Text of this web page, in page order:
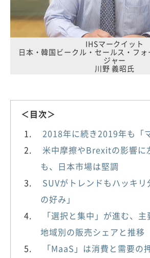
IHSマークイット
日本・韓国ビークル・セールス・フ
ジャー
川野 義昭氏
＜目次＞
2018年に続き2019年も「
米中摩擦やBrexitの影響に
も、日本市場は堅調
SUVがトレンドもハッキリ
の好み」
「選択と集中」が進む、
地域別の販売シェアと推移
「MaaS」は消費と需要の